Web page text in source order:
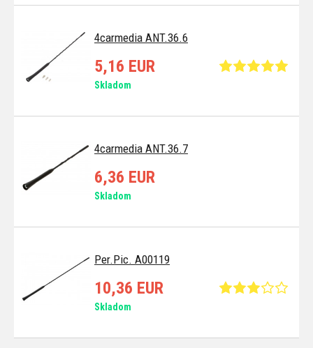
4carmedia ANT.36.6
5,16 EUR
Skladom
4carmedia ANT.36.7
6,36 EUR
Skladom
Per.Pic. A00119
10,36 EUR
Skladom